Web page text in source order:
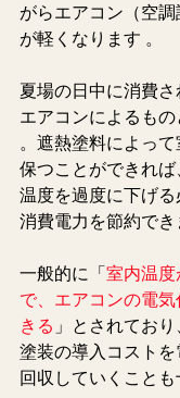
がらエアコン（空
が軽くなります 。
夏場の日中に消費
エアコンによるも
。遮熱塗料によって
保つことができれ
温度を過度に下げる
消費電力を節約でき
一般的に「室内温
で、エアコンの電
きる 」とされてお
塗装の導入コスト
回収していくこと